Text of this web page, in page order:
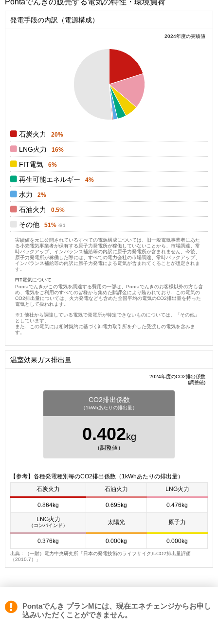
発電手段の内訳（電源構成）
2024年度の実績値
石炭火力 20%
LNG火力 16%
FIT電気 6%
再生可能エネルギー 4%
水力 2%
石油火力 0.5%
その他 51%
実績値を元に公開されているすべての電源構成については、旧一般電気事業者にあた
る小売電気事業者が保有する原子力発電所が稼働していないことから、市場調達、常
時バックアップ、インバランス補給等の内訳に原子力発電所が含まれません。今後、
原子力発電所が稼働した際には、すべての電力会社の市場調達、常時バックアップ、
インバランス補給等の内訳に原子力発電による電気が含まれてくることが想定されま
す。
FIT電気について
Pontaでんきがこの電気を調達する費用の一部は、Pontaでんきのお客様以外の方も含
め、電気をご利用のすべての皆様から集めた賦課金により賄われており、この電気の
CO2排出量については、火力発電なども含めた全国平均の電気のCO2排出量を持った
電気として扱われます。
他社から調達している電気で発電所が特定できないものについては、「その他」
としています。
また、この電気には相対契約に基づく卸電力取引所を介した受渡しの電気を含みま
す。
温室効果ガス排出量
2024年度のCO2排出係数
(調整値)
CO2排出係数
（1kWhあたりの排出量）
0.402kg
（調整値）
【参考】各種発電種別毎のCO2排出係数（1kWhあたりの排出量）
石炭火力
石油火力 LNG火力
0.864kg 0.695kg 0.476kg
LNG火力
（コンバインド） 太陽光 原子力
0.376kg 0.000kg 0.000kg
出典：（一財）電力中央研究所「日本の発電技術のライフサイクルCO2排出量評価
（2010.7）」
Pontaでんき プランMには、現在エネチェンジからお申し
込みいただくことができません。